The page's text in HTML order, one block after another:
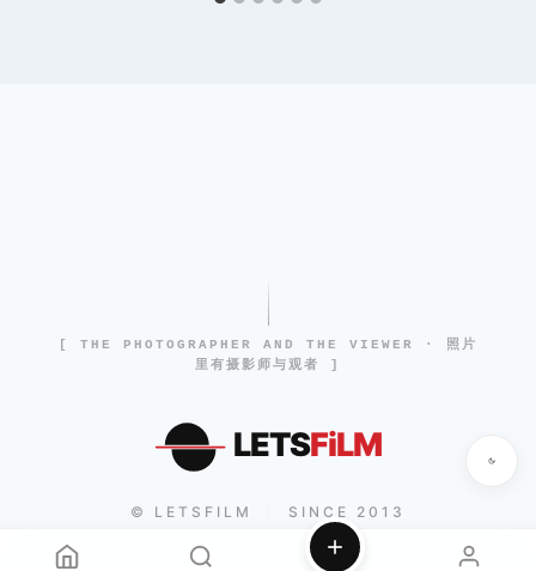
[ THE PHOTOGRAPHER AND THE VIEWER · 照片
里有摄影师与观者 ]
LETSFiLM
© LETSFILM SINCE 2013